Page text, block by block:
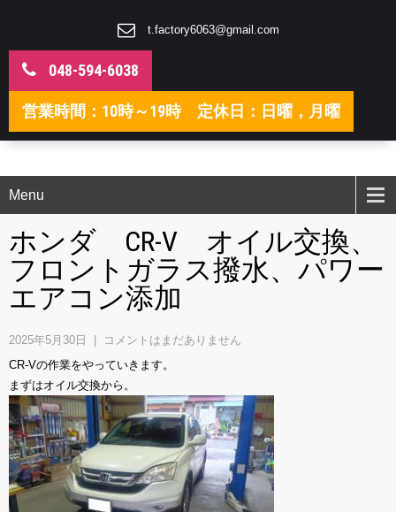
t.factory6063@gmail.com
048-594-6038
営業時間：10時～19時 定休日：日曜，月曜
Menu
ホンダ CR-V オイル交換、
フロントガラス撥水、パワー
エアコン添加
2025年5月30日
コメントはまだありません
CR-Vの作業をやっていきます。
まずはオイル交換から。